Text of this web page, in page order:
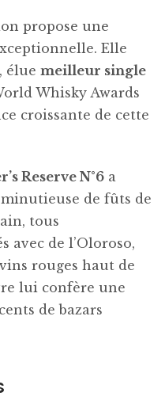
propose une
Elle
élue meilleur single
Whisky Awards
croissante de cette
Reserve N°6 a
de fûts de
tous
avec de l’Oloroso,
rouges haut de
lui confère une
de bazars